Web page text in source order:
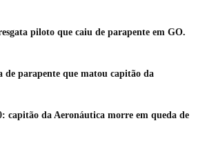
piloto que caiu de parapente em GO.
de parapente que matou capitão da
capitão da Aeronáutica morre em queda de